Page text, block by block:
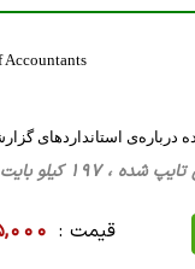
Accountants
درباره‌ی استانداردهای
قیمت :